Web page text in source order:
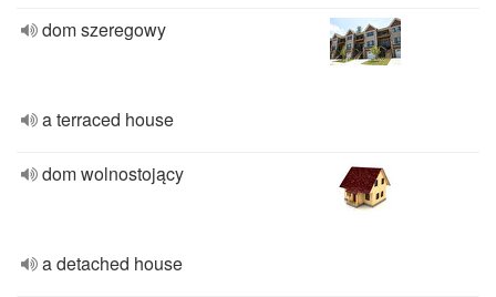
dom szeregowy
a terraced house
dom wolnostojący
a detached house